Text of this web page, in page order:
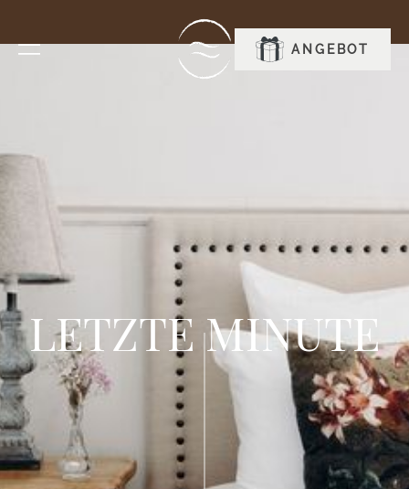
RESERVIEREN
ANGEBOT
LETZTE MINUTE